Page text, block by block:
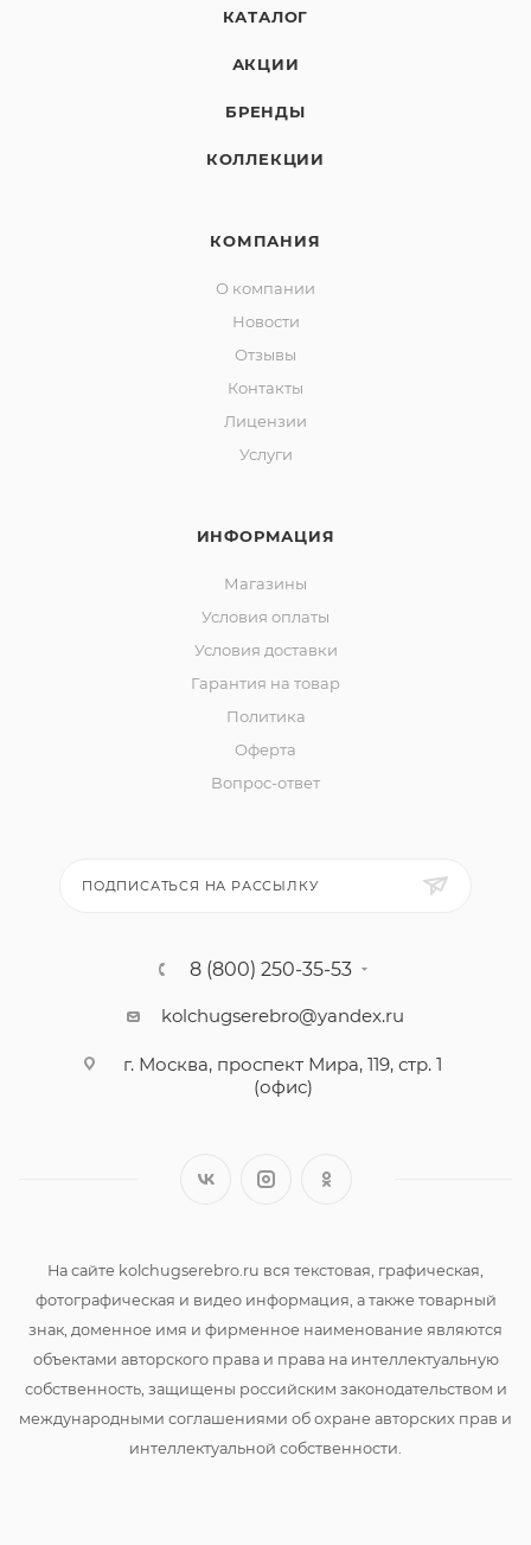
КАТАЛОГ
АКЦИИ
БРЕНДЫ
КОЛЛЕКЦИИ
КОМПАНИЯ
О компании
Новости
Отзывы
Контакты
Лицензии
Услуги
ИНФОРМАЦИЯ
Магазины
Условия оплаты
Условия доставки
Гарантия на товар
Политика
Оферта
Вопрос-ответ
ПОДПИСАТЬСЯ НА РАССЫЛКУ
8 (800) 250-35-53
kolchugserebro@yandex.ru
г. Москва, проспект Мира, 119, стр. 1
(офис)
На сайте kolchugserebro.ru вся текстовая, графическая,
фотографическая и видео информация, а также товарный
знак, доменное имя и фирменное наименование являются
объектами авторского права и права на интеллектуальную
собственность, защищены российским законодательством и
международными соглашениями об охране авторских прав и
интеллектуальной собственности.